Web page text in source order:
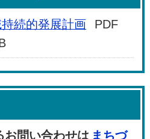
続的発展計画
PDF
お問い合わせは まちづ